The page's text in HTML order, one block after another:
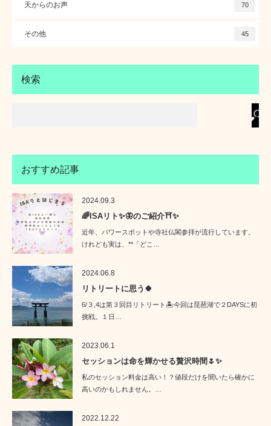
天からのお声 70
その他 45
検索
おすすめ記事
2024.09.3
🌈ISAリト✨🦋のご紹介⛩️✨
近年、パワースポットや寺社仏閣参拝が流行しています。
けれども実は、**「どこ…
2024.06.8
リトリートに思う🍀
6/３,4は第３回目リトリート🏝️今回は琵琶湖で２DAYSに初
挑戦。１日…
2023.06.1
セッションは命を輝かせる贅沢時間🌷✨
私のセッション料金は高い！？値段だけを聞いたら確かに
高いのかもしれません。…
2022.12.22